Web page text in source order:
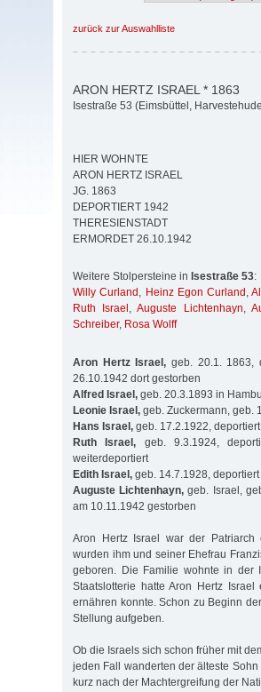
zurück zur Auswahlliste
ARON HERTZ ISRAEL * 1863
Isestraße 53 (Eimsbüttel,
HIER WOHNTE
ARON HERTZ ISRAEL
JG. 1863
DEPORTIERT 1942
THERESIENSTADT
ERMORDET 26.10.1942
Weitere Stolpersteine in Isestraße 53:
Willy Curland , Heinz Egon Curland ,
Ruth Israel ,Auguste Lichtenhayn,
Schreiber, Rosa Wolff
Aron Hertz Israel, geb. 20.1. 1863,
26.10.1942 dort gestorben
Alfred Israel, geb. 20.3.1893 in
Leonie Israel, geb. Zuckermann, geb.
Hans Israel, geb. 17.2.1922,
Ruth Israel, geb. 9.3.1924,
weiterdeportiert
Edith Israel, geb. 14.7.1928,
Auguste Lichtenhayn, geb. Israel,
am 10.11.1942 gestorben
Aron Hertz Israel war der
wurden ihm und seiner Ehefrau
geboren. Die Familie wohnte in der
Staatslotterie hatte Aron Hertz
ernähren konnte. Schon zu Beginn
Stellung aufgeben.
Ob die Israels sich schon früher mit
jeden Fall wanderten der älteste
kurz nach der Machtergreifung der